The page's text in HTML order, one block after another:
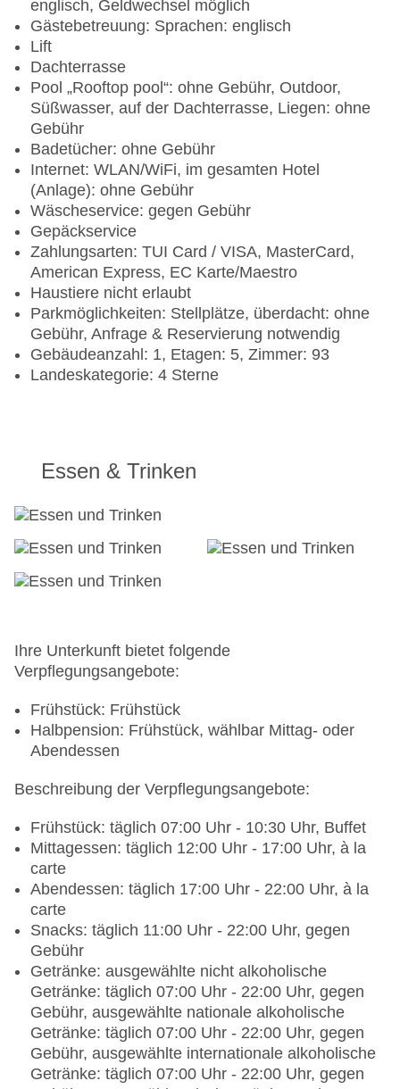
englisch, Geldwechsel möglich
Gästebetreuung: Sprachen: englisch
Lift
Dachterrasse
Pool „Rooftop pool“: ohne Gebühr, Outdoor,
Süßwasser, auf der Dachterrasse, Liegen: ohne
Gebühr
Badetücher: ohne Gebühr
Internet: WLAN/WiFi, im gesamten Hotel
(Anlage): ohne Gebühr
Wäscheservice: gegen Gebühr
Gepäckservice
Zahlungsarten: TUI Card / VISA, MasterCard,
American Express, EC Karte/Maestro
Haustiere nicht erlaubt
Parkmöglichkeiten: Stellplätze, überdacht: ohne
Gebühr, Anfrage & Reservierung notwendig
Gebäudeanzahl: 1, Etagen: 5, Zimmer: 93
Landeskategorie: 4 Sterne
Essen & Trinken
Ihre Unterkunft bietet folgende
Verpflegungsangebote:
Frühstück: Frühstück
Halbpension: Frühstück, wählbar Mittag- oder
Abendessen
Beschreibung der Verpflegungsangebote:
Frühstück: täglich 07:00 Uhr - 10:30 Uhr, Buffet
Mittagessen: täglich 12:00 Uhr - 17:00 Uhr, à la
carte
Abendessen: täglich 17:00 Uhr - 22:00 Uhr, à la
carte
Snacks: täglich 11:00 Uhr - 22:00 Uhr, gegen
Gebühr
Getränke: ausgewählte nicht alkoholische
Getränke: täglich 07:00 Uhr - 22:00 Uhr, gegen
Gebühr, ausgewählte nationale alkoholische
Getränke: täglich 07:00 Uhr - 22:00 Uhr, gegen
Gebühr, ausgewählte internationale alkoholische
Getränke: täglich 07:00 Uhr - 22:00 Uhr, gegen